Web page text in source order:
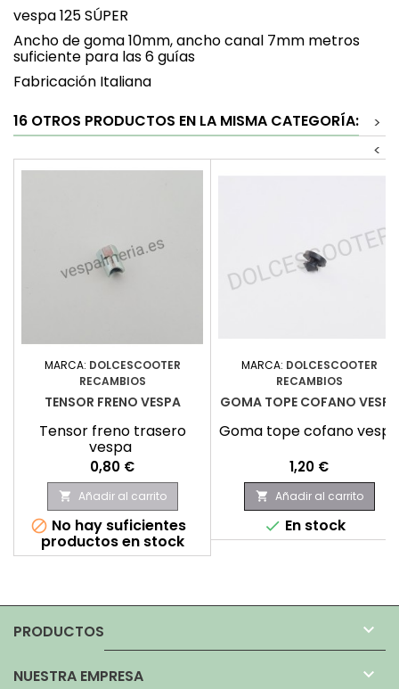
vespa 125 SÚPER
Ancho de goma 10mm, ancho canal 7mm metros
suficiente para las 6 guías
Fabricación Italiana
16 OTROS PRODUCTOS EN LA MISMA CATEGORÍA:
>
<
MARCA: DOLCESCOOTER
RECAMBIOS
TENSOR FRENO VESPA
Tensor freno trasero
vespa
Precio
0,80 €
 Añadir al carrito
 No hay suficientes
productos en stock
MARCA: DOLCESCOOTER
RECAMBIOS
GOMA TOPE COFANO VESPA
Goma tope cofano vespa
Precio
1,20 €
 Añadir al carrito
 En stock
PRODUCTOS 
NUESTRA EMPRESA 